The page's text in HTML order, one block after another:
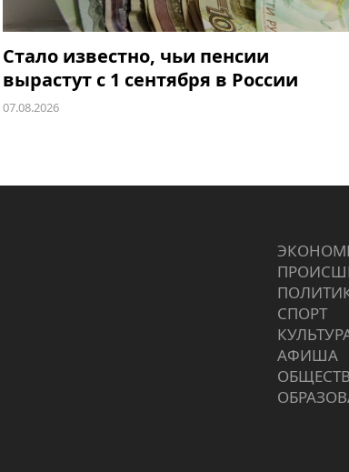
Стало известно, чьи пенсии
вырастут с 1 сентября в России
07.08.2026
СПОРТ
АФИША